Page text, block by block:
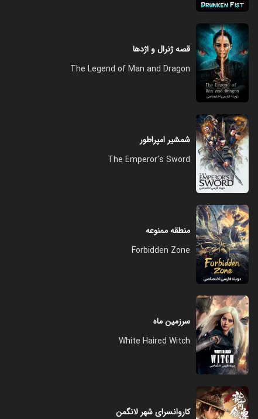
قصه ژنرال و اژدها
The Legend of Man and Dragon
شمشیر امپراطور
The Emperor's Sword
منطقه ممنوعه
Forbidden Zone
سرزمین ماه
White Haired Witch
کاروانسرای شهر لانگمن